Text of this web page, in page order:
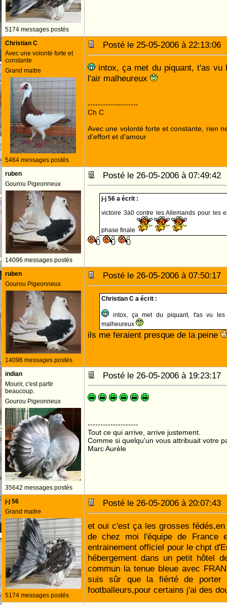
5174 messages postés
Christian C
Avec une volonté forte et
constante
Grand maitre
5464 messages postés
Posté le 25-05-2006 à
intox, ça met du piquant, t'as vu
l'air malheureux
--------------------
Ch C
Avec une volonté forte et constante, rien
d'effort et d'amour
ruben
Gourou Pigeonneux
14096 messages postés
Posté le 26-05-2006 à
j-j 56 a écrit :
victoire 3à0 contre les Allemands pour les
phase finale
ruben
Gourou Pigeonneux
14096 messages postés
Posté le 26-05-2006 à
Christian C a écrit :
intox, ça met du piquant, t'as vu
malheureux
ils me feraient presque de la peine
indian
Mourir, c'est partir
beaucoup.
Gourou Pigeonneux
35642 messages postés
Posté le 26-05-2006 à
--------------------
Tout ce qui arrive, arrive justement.
Comme si quelqu'un vous attribuait votre
Marc Aurèle
j-j 56
Grand maitre
5174 messages postés
Posté le 26-05-2006 à
et oui c'est ça les grosses
de chez moi l'équipe de France
entrainement officiel pour le chpt
hébergement dans un petit hôtel
commun la tenue bleue avec
suis sûr que la fiérté de porter
footballeurs,pour certains j'ai des